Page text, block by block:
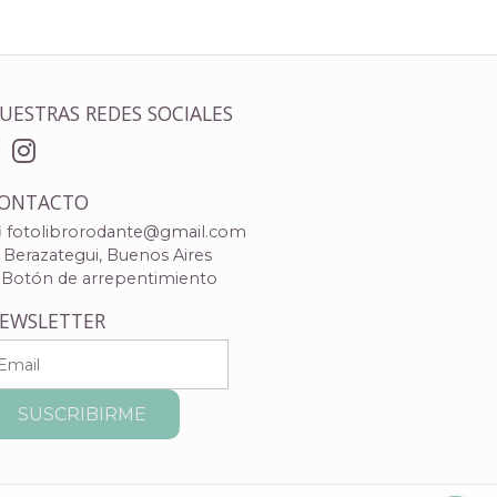
REDES SOCIALES
fotolibrorodante@gmail.com
Berazategui, Buenos Aires
Botón de arrepentimiento
SUSCRIBIRME